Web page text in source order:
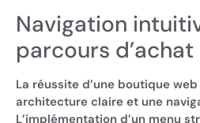
Navigation
parcours
La réussite d’une boutique
architecture claire et une
L’implémentation d’un menu